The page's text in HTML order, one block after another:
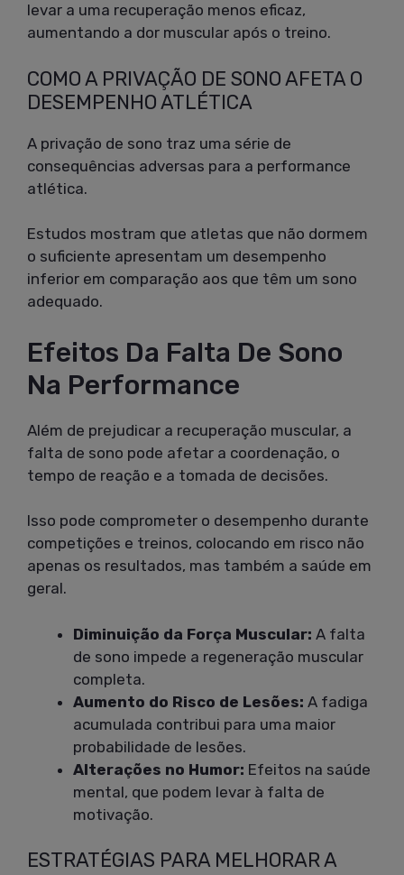
levar a uma recuperação menos eficaz,
aumentando a dor muscular após o treino.
COMO A PRIVAÇÃO DE SONO AFETA O
DESEMPENHO ATLÉTICA
A privação de sono traz uma série de
consequências adversas para a performance
atlética.
Estudos mostram que atletas que não dormem
o suficiente apresentam um desempenho
inferior em comparação aos que têm um sono
adequado.
Efeitos Da Falta De Sono
Na Performance
Além de prejudicar a recuperação muscular, a
falta de sono pode afetar a coordenação, o
tempo de reação e a tomada de decisões.
Isso pode comprometer o desempenho durante
competições e treinos, colocando em risco não
apenas os resultados, mas também a saúde em
geral.
Diminuição da Força Muscular: A falta
de sono impede a regeneração muscular
completa.
Aumento do Risco de Lesões: A fadiga
acumulada contribui para uma maior
probabilidade de lesões.
Alterações no Humor: Efeitos na saúde
mental, que podem levar à falta de
motivação.
ESTRATÉGIAS PARA MELHORAR A